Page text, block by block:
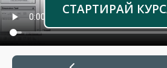
СТАРТИРАЙ